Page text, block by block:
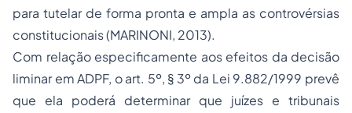
para tutelar de forma pronta e ampla as controvérsias
constitucionais (MARINONI, 2013).
Com relação especificamente aos efeitos da decisão
liminar em ADPF, o art. 5º, § 3º da Lei 9.882/1999 prevê
que ela poderá determinar que juízes e tribunais